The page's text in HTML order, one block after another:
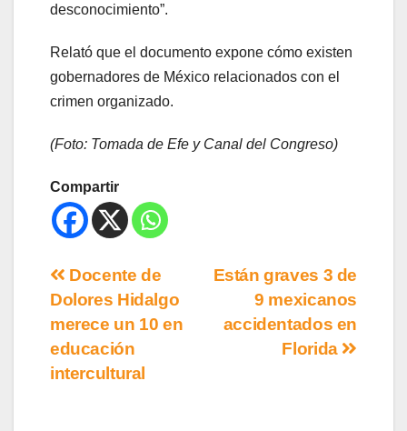
desconocimiento”.
Relató que el documento expone cómo existen
gobernadores de México relacionados con el
crimen organizado.
(Foto: Tomada de Efe y Canal del Congreso)
Compartir
Están graves 3 de
9 mexicanos
accidentados en
Florida
Docente de
Dolores Hidalgo
merece un 10 en
educación
intercultural